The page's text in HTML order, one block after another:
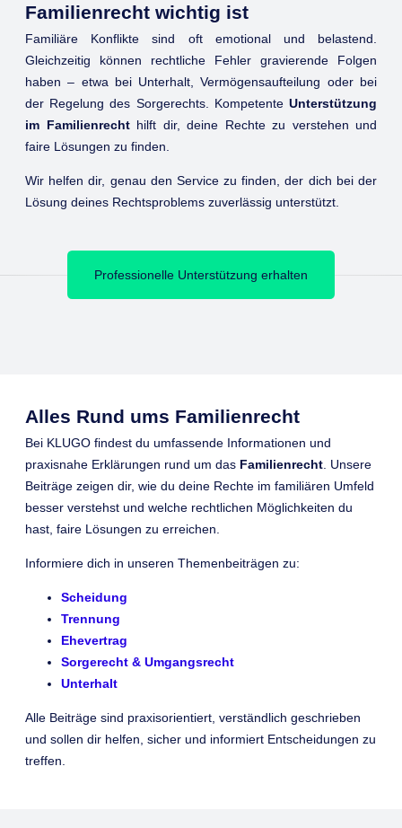
Familienrecht wichtig ist
Familiäre Konflikte sind oft emotional und belastend.
Gleichzeitig können rechtliche Fehler gravierende Folgen
haben – etwa bei Unterhalt, Vermögensaufteilung oder bei
der Regelung des Sorgerechts. Kompetente Unterstützung
im Familienrechthilft dir, deine Rechte zu verstehen und
faire Lösungen zu finden.
Wir helfen dir, genau den Service zu finden, der dich bei der
Lösung deines Rechtsproblems zuverlässig unterstützt.
Professionelle Unterstützung erhalten
Alles Rund ums Familienrecht
Bei KLUGO findest du umfassende Informationen und
praxisnahe Erklärungen rund um das Familienrecht . Unsere
Beiträge zeigen dir, wie du deine Rechte im familiären Umfeld
besser verstehst und welche rechtlichen Möglichkeiten du
hast, faire Lösungen zu erreichen.
Informiere dich in unseren Themenbeiträgen zu:
Scheidung
Trennung
Ehevertrag
Sorgerecht & Umgangsrecht
Unterhalt
Alle Beiträge sind praxisorientiert, verständlich geschrieben
und sollen dir helfen, sicher und informiert Entscheidungen zu
treffen.